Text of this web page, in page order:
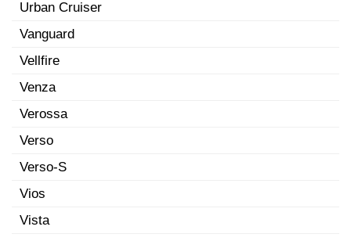
Urban Cruiser
Vanguard
Vellfire
Venza
Verossa
Verso
Verso-S
Vios
Vista